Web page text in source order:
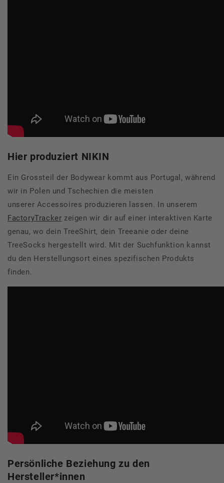
Hier produziert NIKIN
Ein Grossteil der Bodywear kommt aus Portugal, während
wir in Polen und Tschechien die meisten
unserer Accessoires produzieren lassen. In unserem
FactoryTracker zeigen wir dir auf einer interaktiven Karte
genau, wo dein TreeShirt, dein Treeanie oder deine
TreeSocks hergestellt wird. Mit der Suchfunktion kannst
du den Herstellungsort eines spezifischen Produkts
finden.
Persönliche Beziehung zu den
Hersteller*innen